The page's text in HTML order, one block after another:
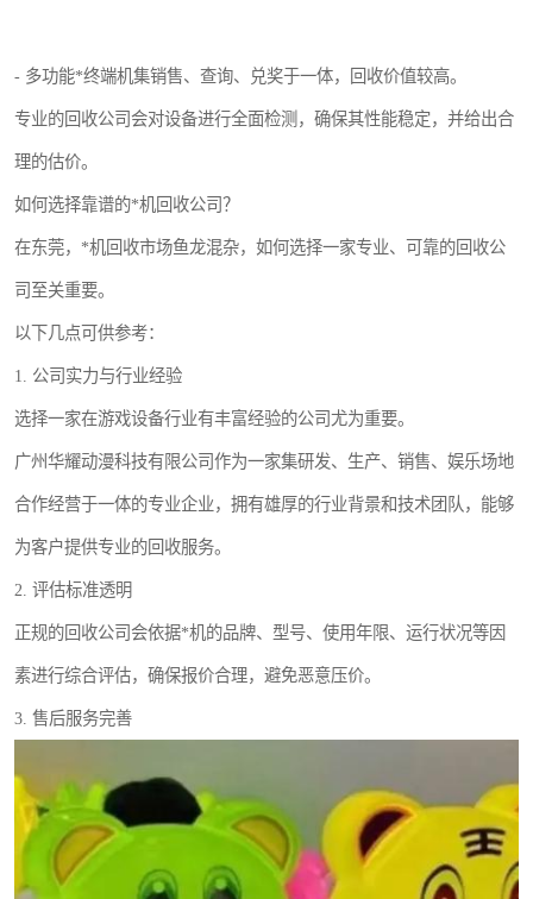
- 多功能*终端机集销售、查询、兑奖于一体，回收价值较高。
专业的回收公司会对设备进行全面检测，确保其性能稳定，并给出合
理的估价。
如何选择靠谱的*机回收公司？
在东莞，*机回收市场鱼龙混杂，如何选择一家专业、可靠的回收公
司至关重要。
以下几点可供参考：
1. 公司实力与行业经验
选择一家在游戏设备行业有丰富经验的公司尤为重要。
广州华耀动漫科技有限公司作为一家集研发、生产、销售、娱乐场地
合作经营于一体的专业企业，拥有雄厚的行业背景和技术团队，能够
为客户提供专业的回收服务。
2. 评估标准透明
正规的回收公司会依据*机的品牌、型号、使用年限、运行状况等因
素进行综合评估，确保报价合理，避免恶意压价。
3. 售后服务完善